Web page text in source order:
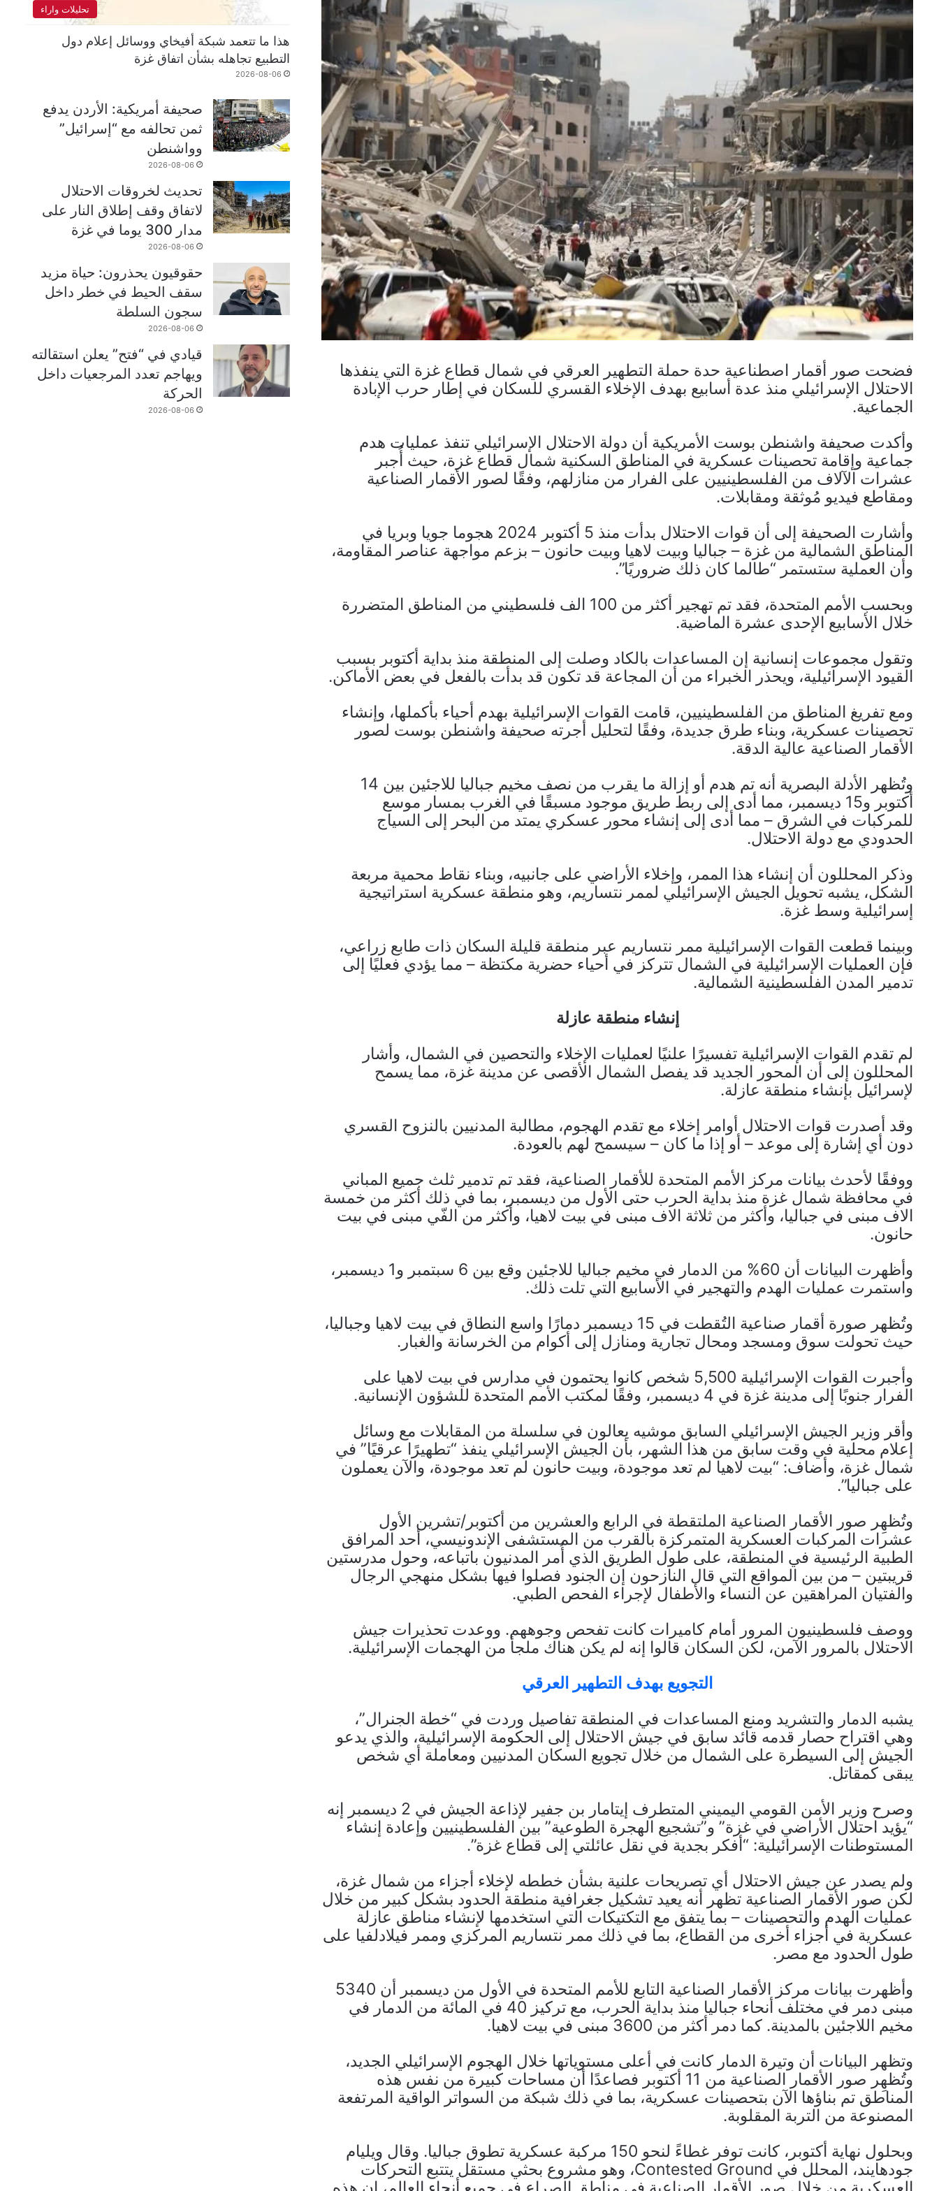
فضحت صور أقمار اصطناعية حدة حملة التطهير العرقي في شمال قطاع غزة التي ينفذها
الاحتلال الإسرائيلي منذ عدة أسابيع بهدف الإخلاء القسري للسكان في إطار حرب الإبادة
الجماعية.
وأكدت صحيفة واشنطن بوست الأمريكية أن دولة الاحتلال الإسرائيلي تنفذ عمليات هدم
جماعية وإقامة تحصينات عسكرية في المناطق السكنية شمال قطاع غزة، حيث أُجبر
عشرات الآلاف من الفلسطينيين على الفرار من منازلهم، وفقًا لصور الأقمار الصناعية
ومقاطع فيديو مُوثقة ومقابلات.
وأشارت الصحيفة إلى أن قوات الاحتلال بدأت منذ 5 أكتوبر 2024 هجوما جويا وبريا في
المناطق الشمالية من غزة – جباليا وبيت لاهيا وبيت حانون – بزعم مواجهة عناصر المقاومة،
وأن العملية ستستمر “طالما كان ذلك ضروريًا”.
وبحسب الأمم المتحدة، فقد تم تهجير أكثر من 100 الف فلسطيني من المناطق المتضررة
خلال الأسابيع الإحدى عشرة الماضية.
وتقول مجموعات إنسانية إن المساعدات بالكاد وصلت إلى المنطقة منذ بداية أكتوبر بسبب
القيود الإسرائيلية، ويحذر الخبراء من أن المجاعة قد تكون قد بدأت بالفعل في بعض الأماكن.
ومع تفريغ المناطق من الفلسطينيين، قامت القوات الإسرائيلية بهدم أحياء بأكملها، وإنشاء
تحصينات عسكرية، وبناء طرق جديدة، وفقًا لتحليل أجرته صحيفة واشنطن بوست لصور
الأقمار الصناعية عالية الدقة.
وتُظهر الأدلة البصرية أنه تم هدم أو إزالة ما يقرب من نصف مخيم جباليا للاجئين بين 14
أكتوبر و15 ديسمبر، مما أدى إلى ربط طريق موجود مسبقًا في الغرب بمسار موسع
للمركبات في الشرق – مما أدى إلى إنشاء محور عسكري يمتد من البحر إلى السياج
الحدودي مع دولة الاحتلال.
وذكر المحللون أن إنشاء هذا الممر، وإخلاء الأراضي على جانبيه، وبناء نقاط محمية مربعة
الشكل، يشبه تحويل الجيش الإسرائيلي لممر نتساريم، وهو منطقة عسكرية استراتيجية
إسرائيلية وسط غزة.
وبينما قطعت القوات الإسرائيلية ممر نتساريم عبر منطقة قليلة السكان ذات طابع زراعي،
فإن العمليات الإسرائيلية في الشمال تتركز في أحياء حضرية مكتظة – مما يؤدي فعليًا إلى
تدمير المدن الفلسطينية الشمالية.
إنشاء منطقة عازلة
لم تقدم القوات الإسرائيلية تفسيرًا علنيًا لعمليات الإخلاء والتحصين في الشمال، وأشار
المحللون إلى أن المحور الجديد قد يفصل الشمال الأقصى عن مدينة غزة، مما يسمح
لإسرائيل بإنشاء منطقة عازلة.
وقد أصدرت قوات الاحتلال أوامر إخلاء مع تقدم الهجوم، مطالبة المدنيين بالنزوح القسري
دون أي إشارة إلى موعد – أو إذا ما كان – سيسمح لهم بالعودة.
ووفقًا لأحدث بيانات مركز الأمم المتحدة للأقمار الصناعية، فقد تم تدمير ثلث جميع المباني
في محافظة شمال غزة منذ بداية الحرب حتى الأول من ديسمبر، بما في ذلك أكثر من خمسة
الاف مبنى في جباليا، وأكثر من ثلاثة الاف مبنى في بيت لاهيا، وأكثر من الفّي مبنى في بيت
حانون.
وأظهرت البيانات أن 60% من الدمار في مخيم جباليا للاجئين وقع بين 6 سبتمبر و1 ديسمبر،
واستمرت عمليات الهدم والتهجير في الأسابيع التي تلت ذلك.
وتُظهر صورة أقمار صناعية التُقطت في 15 ديسمبر دمارًا واسع النطاق في بيت لاهيا وجباليا،
حيث تحولت سوق ومسجد ومحال تجارية ومنازل إلى أكوام من الخرسانة والغبار.
وأجبرت القوات الإسرائيلية 5,500 شخص كانوا يحتمون في مدارس في بيت لاهيا على
الفرار جنوبًا إلى مدينة غزة في 4 ديسمبر، وفقًا لمكتب الأمم المتحدة للشؤون الإنسانية.
وأقر وزير الجيش الإسرائيلي السابق موشيه يعالون في سلسلة من المقابلات مع وسائل
إعلام محلية في وقت سابق من هذا الشهر، بأن الجيش الإسرائيلي ينفذ “تطهيرًا عرقيًا” في
شمال غزة، وأضاف: “بيت لاهيا لم تعد موجودة، وبيت حانون لم تعد موجودة، والآن يعملون
على جباليا”.
وتُظهِر صور الأقمار الصناعية الملتقطة في الرابع والعشرين من أكتوبر/تشرين الأول
عشرات المركبات العسكرية المتمركزة بالقرب من المستشفى الإندونيسي، أحد المرافق
الطبية الرئيسية في المنطقة، على طول الطريق الذي أُمر المدنيون باتباعه، وحول مدرستين
قريبتين – من بين المواقع التي قال النازحون إن الجنود فصلوا فيها بشكل منهجي الرجال
والفتيان المراهقين عن النساء والأطفال لإجراء الفحص الطبي.
ووصف فلسطينيون المرور أمام كاميرات كانت تفحص وجوههم. ووعدت تحذيرات جيش
الاحتلال بالمرور الآمن، لكن السكان قالوا إنه لم يكن هناك ملجأ من الهجمات الإسرائيلية.
التجويع بهدف التطهير العرقي
يشبه الدمار والتشريد ومنع المساعدات في المنطقة تفاصيل وردت في “خطة الجنرال”،
وهي اقتراح حصار قدمه قائد سابق في جيش الاحتلال إلى الحكومة الإسرائيلية، والذي يدعو
الجيش إلى السيطرة على الشمال من خلال تجويع السكان المدنيين ومعاملة أي شخص
يبقى كمقاتل.
وصرح وزير الأمن القومي اليميني المتطرف إيتامار بن جفير لإذاعة الجيش في 2 ديسمبر إنه
“يؤيد احتلال الأراضي في غزة” و”تشجيع الهجرة الطوعية” بين الفلسطينيين وإعادة إنشاء
المستوطنات الإسرائيلية: “أفكر بجدية في نقل عائلتي إلى قطاع غزة”.
ولم يصدر عن جيش الاحتلال أي تصريحات علنية بشأن خططه لإخلاء أجزاء من شمال غزة،
لكن صور الأقمار الصناعية تظهر أنه يعيد تشكيل جغرافية منطقة الحدود بشكل كبير من خلال
عمليات الهدم والتحصينات – بما يتفق مع التكتيكات التي استخدمها لإنشاء مناطق عازلة
عسكرية في أجزاء أخرى من القطاع، بما في ذلك ممر نتساريم المركزي وممر فيلادلفيا على
طول الحدود مع مصر.
وأظهرت بيانات مركز الأقمار الصناعية التابع للأمم المتحدة في الأول من ديسمبر أن 5340
مبنى دمر في مختلف أنحاء جباليا منذ بداية الحرب، مع تركيز 40 في المائة من الدمار في
مخيم اللاجئين بالمدينة. كما دمر أكثر من 3600 مبنى في بيت لاهيا.
وتظهر البيانات أن وتيرة الدمار كانت في أعلى مستوياتها خلال الهجوم الإسرائيلي الجديد،
وتُظهِر صور الأقمار الصناعية من 11 أكتوبر فصاعدًا أن مساحات كبيرة من نفس هذه
المناطق تم بناؤها الآن بتحصينات عسكرية، بما في ذلك شبكة من السواتر الواقية المرتفعة
المصنوعة من التربة المقلوبة.
وبحلول نهاية أكتوبر، كانت توفر غطاءً لنحو 150 مركبة عسكرية تطوق جباليا. وقال ويليام
جودهايند، المحلل في Contested Ground، وهو مشروع بحثي مستقل يتتبع التحركات
تحليلات واراء
هذا ما تتعمد شبكة أفيخاي ووسائل إعلام دول
التطبيع تجاهله بشأن اتفاق غزة
2026-08-06
صحيفة أمريكية: الأردن يدفع
ثمن تحالفه مع “إسرائيل”
وواشنطن
2026-08-06
تحديث لخروقات الاحتلال
لاتفاق وقف إطلاق النار على
مدار 300 يوما في غزة
2026-08-06
حقوقيون يحذرون: حياة مزيد
سقف الحيط في خطر داخل
سجون السلطة
2026-08-06
قيادي في “فتح” يعلن استقالته
ويهاجم تعدد المرجعيات داخل
الحركة
2026-08-06